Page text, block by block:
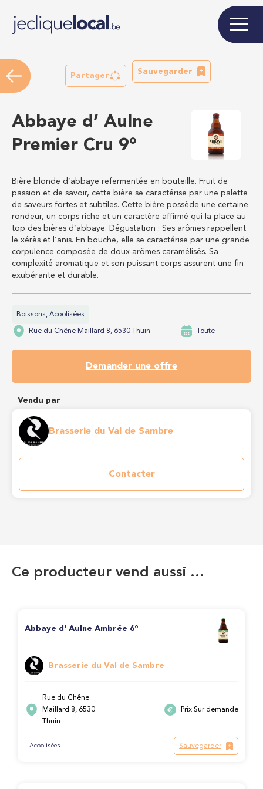
Partager
Sauvegarder
Abbaye d’ Aulne
Premier Cru 9°
Bière blonde d’abbaye refermentée en bouteille. Fruit de
passion et de savoir, cette bière se caractérise par une palette
de saveurs fortes et subtiles. Cette bière possède une certaine
rondeur, un corps riche et un caractère affirmé qui la place au
top des bières d’abbaye. Dégustation : Ses arômes rappellent
le xérès et l’anis. En bouche, elle se caractérise par une grande
corpulence composée de doux arômes caramélisés. Sa
complexité aromatique et son puissant corps assurent une fin
exubérante et durable.
Boissons, Acoolisées
Rue du Chêne Maillard 8, 6530 Thuin Toute
Demander une offre
Vendu par
Brasserie du Val de Sambre
Contacter
Ce producteur vend aussi …
Abbaye d' Aulne Ambrée 6°
Brasserie du Val de Sambre
Rue du Chêne
Maillard 8, 6530
Thuin
Prix Sur demande
Acoolisées Sauvegarder